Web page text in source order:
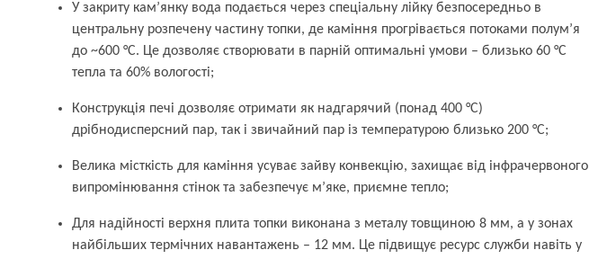
У закриту кам’янку вода подається через спеціальну лійку безпосередньо в
центральну розпечену частину топки, де каміння прогрівається потоками полум’я
до ~600 °C. Це дозволяє створювати в парній оптимальні умови – близько 60 °C
тепла та 60% вологості;
Конструкція печі дозволяє отримати як надгарячий (понад 400 °C)
дрібнодисперсний пар, так і звичайний пар із температурою близько 200 °C;
Велика місткість для каміння усуває зайву конвекцію, захищає від інфрачервоного
випромінювання стінок та забезпечує м’яке, приємне тепло;
Для надійності верхня плита топки виконана з металу товщиною 8 мм, а у зонах
найбільших термічних навантажень – 12 мм. Це підвищує ресурс служби навіть у